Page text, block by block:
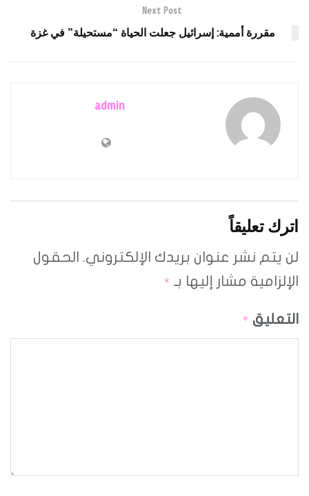
Next Post
مقررة أممية: إسرائيل جعلت الحياة “مستحيلة” في غزة
admin
اترك تعليقاً
لن يتم نشر عنوان بريدك الإلكتروني. الحقول
الإلزامية مشار إليها بـ *
التعليق *